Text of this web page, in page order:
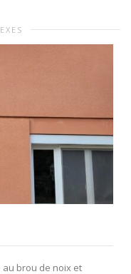
au brou de noix et